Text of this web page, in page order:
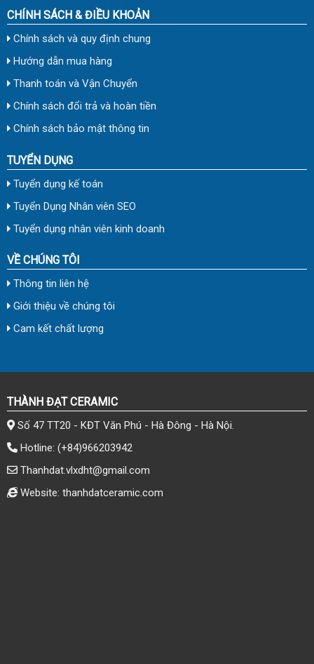
CHÍNH SÁCH & ĐIỀU KHOẢN
Chính sách và quy định chung
Hướng dẫn mua hàng
Thanh toán và Vận Chuyển
Chính sách đổi trả và hoàn tiền
Chính sách bảo mật thông tin
TUYỂN DỤNG
Tuyển dụng kế toán
Tuyển Dụng Nhân viên SEO
Tuyển dụng nhân viên kinh doanh
VỀ CHÚNG TÔI
Thông tin liên hệ
Giới thiệu về chúng tôi
Cam kết chất lượng
THÀNH ĐẠT CERAMIC
Số 47 TT20 - KĐT Văn Phú - Hà Đông - Hà Nội.
Hotline: (+84)966203942
Thanhdat.vlxdht@gmail.com
Website: thanhdatceramic.com